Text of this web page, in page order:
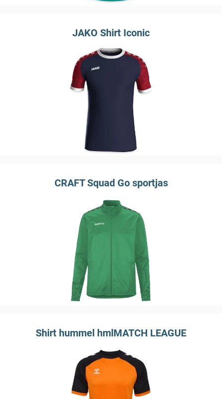
JAKO Shirt Iconic
CRAFT Squad Go sportjas
Shirt hummel hmlMATCH LEAGUE